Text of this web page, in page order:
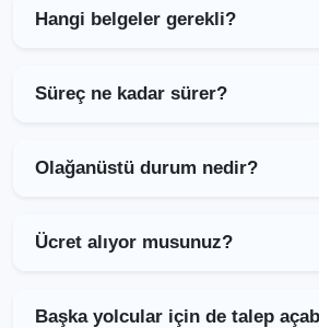
Hangi belgeler gerekli?
Süreç ne kadar sürer?
Olağanüstü durum nedir?
Ücret alıyor musunuz?
Başka yolcular için de talep